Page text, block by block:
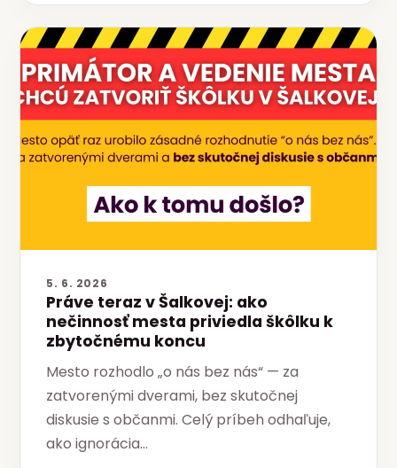
5. 6. 2026
Práve teraz v Šalkovej: ako
nečinnosť mesta priviedla škôlku k
zbytočnému koncu
Mesto rozhodlo „o nás bez nás“ — za
zatvorenými dverami, bez skutočnej
diskusie s občanmi. Celý príbeh odhaľuje,
ako ignorácia…